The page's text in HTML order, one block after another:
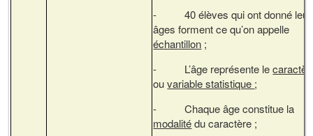
- 40 élèves qui ont donné
âges forment ce qu’on appelle
échantillon ;
- L’âge représente le
ouvariable statistique ;
- Chaque âge constitue la
modalitédu caractère ;